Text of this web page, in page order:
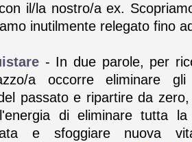
il/la nostro/a ex.
inutilmente relegato fino
- In due parole, per
a occorre eliminare gli
passato e ripartire da
di eliminare tutta la
e sfoggiare nuova